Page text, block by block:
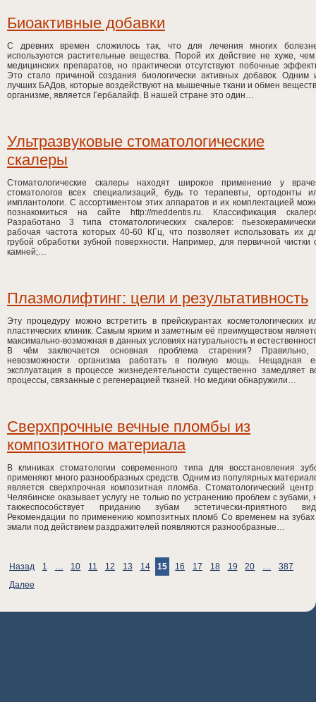
Биоактивные добавки
С древних времен сложилось так, что для лечения многих
используются растительные вещества. Порой их действие не хуже,
медицинских препаратов, но практически отсутствуют побочные
Это стало причиной создания биологически активных добавок. Одним
лучших БАДов, которые воздействуют на мышечные ткани и обмен
организме, является Гербалайф. В нашей стране это один…
Ультразвуковые стоматологические
скалеры
Стоматологические скалеры находят широкое применение у
стоматологов всех специализаций, будь то терапевты, ортодонты
имплантологи. С ассортиментом этих аппаратов и их комплектацией
познакомиться на сайте http://meddentis.ru. Классификация
Разработано 3 типа стоматологических скалеров:
рабочая частота которых 40-60 КГц, что позволяет использовать их
грубой обработки зубной поверхности. Например, для первичной чистки
камней;…
Плазмолифтинг: цели и результативность
Эту процедуру можно встретить в прейскурантах косметологических
пластических клиник. Самым ярким и заметным её преимуществом
максимально-возможная в данных условиях натуральность и
В чём заключается основная проблема старения? Правильно,
невозможности организма работать в полную мощь. Нещадная
эксплуатация в процессе жизнедеятельности существенно замедляет
процессы, связанные с регенерацией тканей. Но медики обнаружили…
Сверхпрочные вечные пломбы из
композитного материала
В клиниках стоматологии современного типа для восстановления
применяют много разнообразных средств. Одним из популярных
является сверхпрочная композитная пломба. Стоматологический
Челябинске оказывает услугу не только по устранению проблем с зубами,
такжеспособствует приданию зубам эстетически-приятного
Рекомендации по применению композитных пломб Со временем на
эмали под действием раздражителей появляются разнообразные…
Назад 1 … 10 11 12 13 14 15 16 17 18 19 20 …
387
Далее